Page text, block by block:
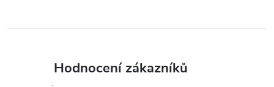
Hodnocení zákazníků